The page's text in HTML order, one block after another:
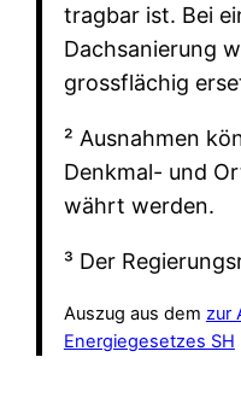
tragbar ist. Bei
Dachsanierung
grossflächig
² Ausnahmen
Denkmal- und
währt werden.
³ Der
Auszug aus dem zur
Energiegesetzes SH